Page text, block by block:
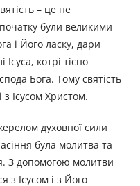
– це не
були великими
і Його ласку, дари
котрі тісно
Бога. Тому святість
з Ісусом Христом.
духовної сили
була молитва та
З допомогою молитви
з Ісусом і з Його